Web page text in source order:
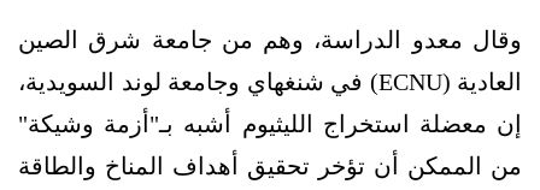
وقال معدو الدراسة، وهم من جامعة شرق الصين
العادية (ECNU) في شنغهاي وجامعة لوند السويدية،
إن معضلة استخراج الليثيوم أشبه بـ"أزمة وشيكة"
من الممكن أن تؤخر تحقيق أهداف المناخ والطاقة